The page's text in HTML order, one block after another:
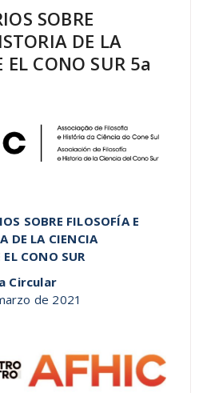
SOBRE
DE LA
EL CONO SUR 5a
SOBRE FILOSOFÍA E
DE LA CIENCIA
EL CONO SUR
Circular
de 2021